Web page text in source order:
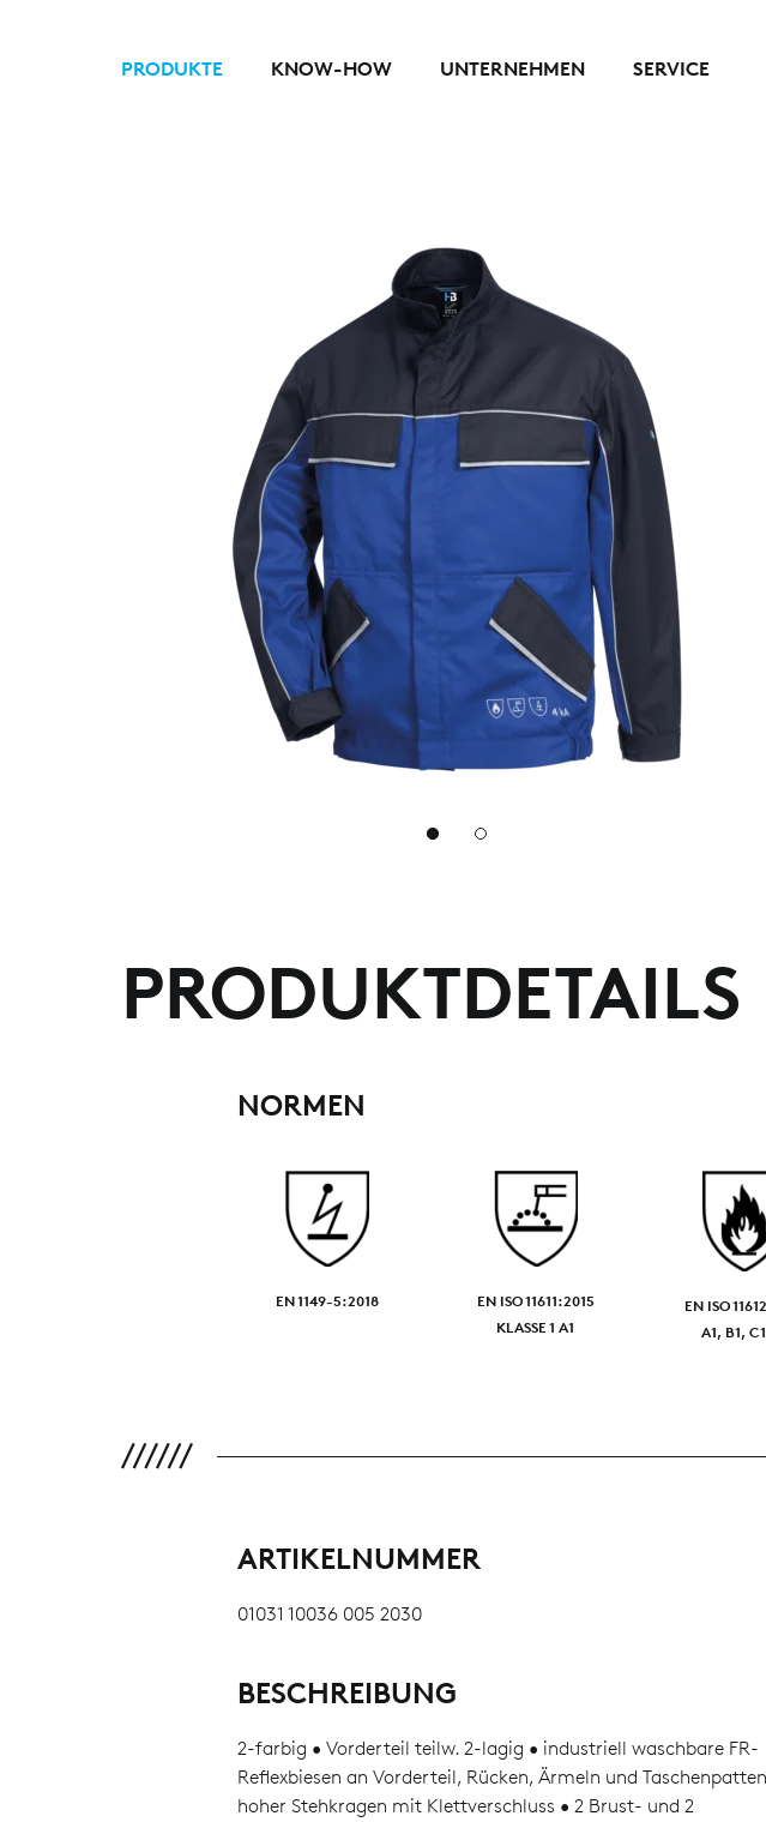
PRODUKTE KNOW-HOW UNTERNEHMEN SERVICE
PRODUKTDETAILS
NORMEN
EN 1149-5:2018
EN ISO 11611:2015
KLASSE 1 A1
EN ISO
A1, B1,
ARTIKELNUMMER
01031 10036 005 2030
BESCHREIBUNG
2-farbig • Vorderteil teilw. 2-lagig • industriell waschbare FR-
Reflexbiesen an Vorderteil, Rücken, Ärmeln und
hoher Stehkragen mit Klettverschluss • 2 Brust- und 2